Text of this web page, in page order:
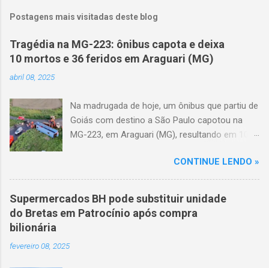
Postagens mais visitadas deste blog
Tragédia na MG-223: ônibus capota e deixa
10 mortos e 36 feridos em Araguari (MG)
abril 08, 2025
Na madrugada de hoje, um ônibus que partiu de
Goiás com destino a São Paulo capotou na
MG-223, em Araguari (MG), resultando em 10
volta das 3h40, próximo ao trevo de Queixinho,
quando o motorista perdeu o controle do
veículo, atravessou o canteiro central e
capotou em uma alça de acesso. Entre as
vítimas fatais, há duas crianças de
CONTINUE LENDO »
Supermercados BH pode substituir unidade
do Bretas em Patrocínio após compra
bilionária
fevereiro 08, 2025